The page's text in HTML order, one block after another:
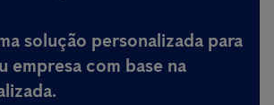
solução personalizada para
empresa com base na